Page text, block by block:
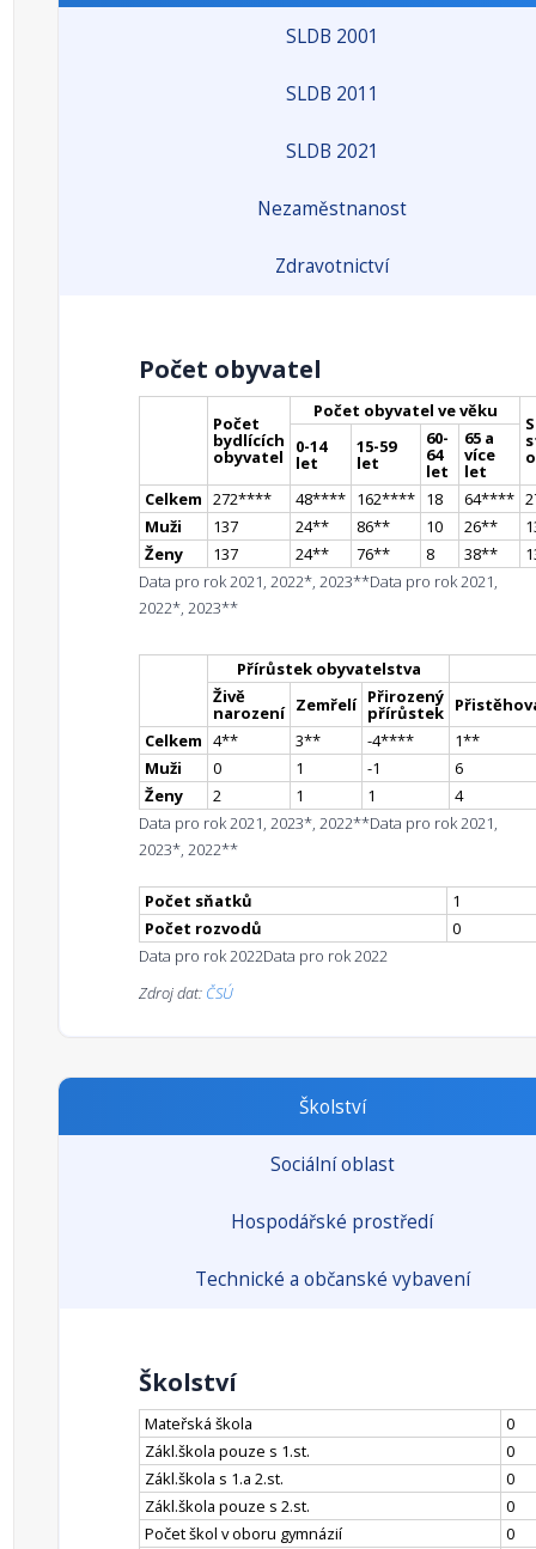
SLDB 2001
SLDB 2011
SLDB 2021
Nezaměstnanost
Zdravotnictví
Počet obyvatel
Počet
bydlících
obyvatel
Počet obyvatel ve věku
0-14
let
15-59
let
60-
64
let
65 a
více
let
Celkem 272**** 48**** 162**** 18 64****
Muži
137 24** 86** 10 26**
Ženy
137 24** 76** 8 38**
Data pro rok 2021, 2022*, 2023**Data pro rok 2021,
2022*, 2023**
Přírůstek obyvatelstva
Živě
narození Zemřelí Přirozený
přírůstek
Celkem 4** 3** -4**** 1**
Muži
0 1 -1
6
Ženy
2 1 1
4
Data pro rok 2021, 2023*, 2022**Data pro rok 2021,
2023*, 2022**
Počet sňatků
1
Počet rozvodů
0
Data pro rok 2022Data pro rok 2022
Zdroj dat: ČSÚ
Školství
Sociální oblast
Hospodářské prostředí
Technické a občanské vybavení
Školství
Mateřská škola
0
Zákl.škola pouze s 1.st.
0
Zákl.škola s 1.a 2.st.
0
Zákl.škola pouze s 2.st.
0
Počet škol v oboru gymnázií
0